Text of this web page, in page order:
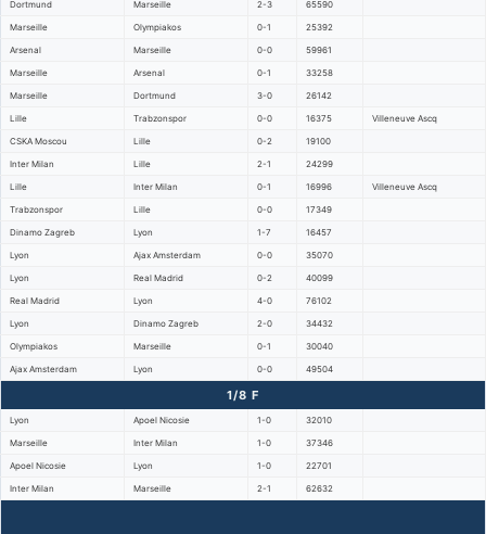
Dortmund Marseille 2-3 65590
Marseille Olympiakos 0-1 25392
Arsenal Marseille 0-0 59961
Marseille Arsenal 0-1 33258
Marseille Dortmund 3-0 26142
Lille Trabzonspor 0-0 16375 Villeneuve Ascq
CSKA Moscou Lille 0-2 19100
Inter Milan Lille 2-1 24299
Lille Inter Milan 0-1 16996 Villeneuve Ascq
Trabzonspor Lille 0-0 17349
Dinamo Zagreb Lyon 1-7 16457
Lyon Ajax Amsterdam 0-0 35070
Lyon Real Madrid 0-2 40099
Real Madrid Lyon 4-0 76102
Lyon Dinamo Zagreb 2-0 34432
Olympiakos Marseille 0-1 30040
Ajax Amsterdam Lyon 0-0 49504
1/8 F
Lyon Apoel Nicosie 1-0 32010
Marseille Inter Milan 1-0 37346
Apoel Nicosie Lyon 1-0 22701
Inter Milan Marseille 2-1 62632